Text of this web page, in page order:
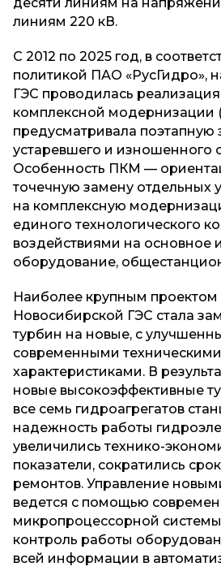
линиям 220 кВ.
С 2012 по 2025 год, в
политикой ПАО «РусГидро»,
ГЭС проводилась
комплексной модернизации
предусматривала поэтапную
устаревшего и изношенного
Особенность ПКМ —
точечную замену отдельных
на комплексную
единого технологического
воздействиями на основное
оборудование,
Наиболее крупным
Новосибирской ГЭС стала
турбин на новые, с
современными техническими
характеристиками. В
новые высокоэффективные
все семь гидроагрегатов
надежность работы
увеличились технико-
показатели, сократились
ремонтов. Управление
ведется с помощью
микропроцессорной
контроль работы
всей информации в